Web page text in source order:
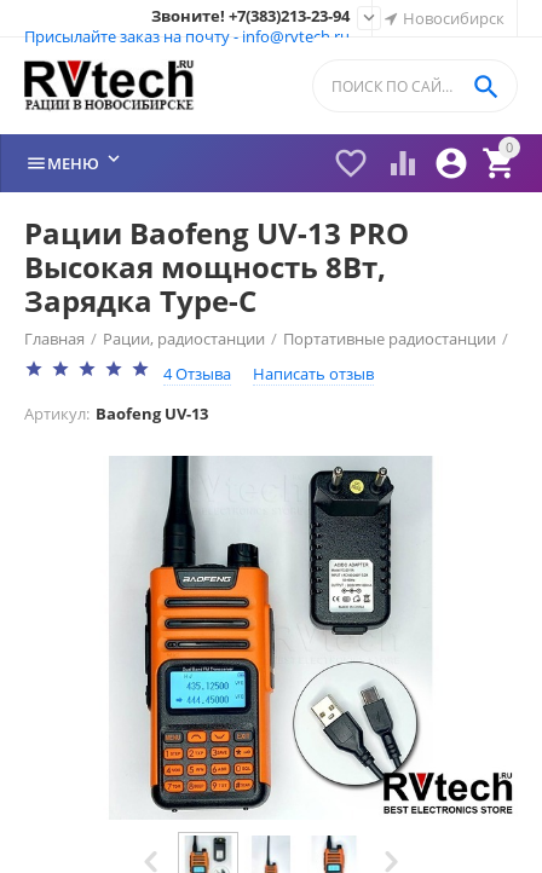
Новосибирск
Звоните! +7(383)213-23-94
Присылайте заказ на почту - info@rvtech.ru

0


 

МЕНЮ 
Рации Baofeng UV-13 PRO
Высокая мощность 8Вт,
Зарядка Type-C
Главная / Рации, радиостанции / Портативные радиостанции /
Рации Baofeng Китай / Рации Baofeng /
4 Отзыва
Написать отзыв
Артикул: Baofeng UV-13